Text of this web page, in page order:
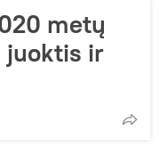
metų
juoktis ir